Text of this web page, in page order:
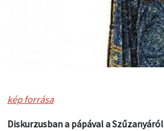
kép forrása
Diskurzusban a pápával a Szűzanyáról